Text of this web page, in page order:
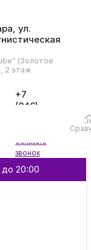
ул.
(Золотое
2 этаж
+7
(846)
Заказать
звонок
20:00